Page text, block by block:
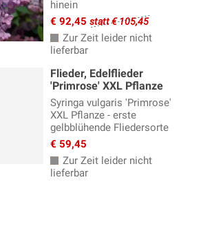
hinein
€ 92,45 statt € 105,45
Zur Zeit leider nicht
lieferbar
Flieder, Edelflieder
'Primrose' XXL Pflanze
Syringa vulgaris 'Primrose'
XXL Pflanze - erste
gelbblühende Fliedersorte
€ 59,45
Zur Zeit leider nicht
lieferbar